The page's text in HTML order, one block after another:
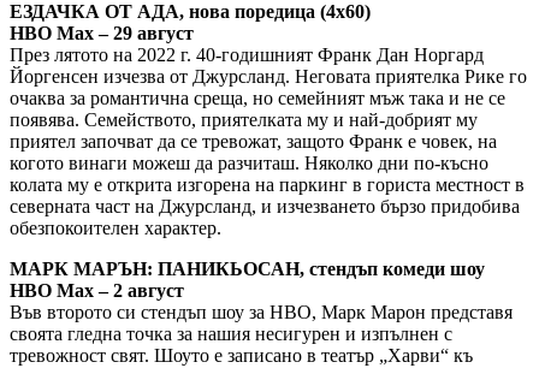
ЕЗДАЧКА ОТ АДА, нова поредица (4х60)
HBO Max – 29 август
През лятото на 2022 г. 40-годишният Франк Дан Норгард
Йоргенсен изчезва от Джурсланд. Неговата приятелка Рике го
очаква за романтична среща, но семейният мъж така и не се
появява. Семейството, приятелката му и най-добрият му
приятел започват да се тревожат, защото Франк е човек, на
когото винаги можеш да разчиташ. Няколко дни по-късно
колата му е открита изгорена на паркинг в гориста местност в
северната част на Джурсланд, и изчезването бързо придобива
обезпокоителен характер.
МАРК МАРЪН: ПАНИКЬОСАН, стендъп комеди шоу
HBO Max – 2 август
Във второто си стендъп шоу за HBO, Марк Марон представя
своята гледна точка за нашия несигурен и изпълнен с
тревожност свят. Шоуто е записано в театър „Харви“ къ